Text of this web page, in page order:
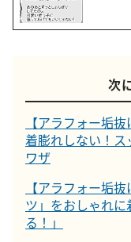
次
【アラフォー垢
着膨れしない！
ワザ
【アラフォー垢
ツ」をおしゃれ
る！」